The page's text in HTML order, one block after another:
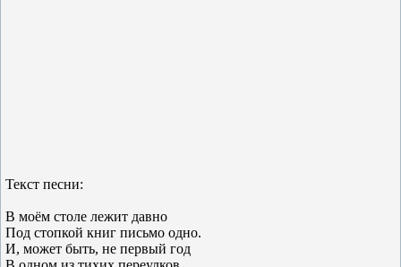
Текст песни:
В моём столе лежит давно
Под стопкой книг письмо одно.
И, может быть, не первый год